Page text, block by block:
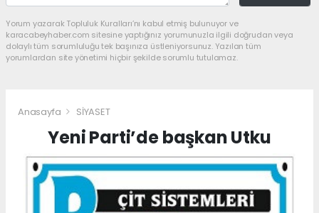
Yorum yazarak Topluluk Kuralları’nı kabul etmiş bulunuyor ve
karacabeyhaber.com sitesine yaptığınız yorumunuzla ilgili doğrudan veya
dolaylı tüm sorumluluğu tek başınıza üstleniyorsunuz. Yazılan tüm
yorumlardan site yönetimi hiçbir şekilde sorumlu tutulamaz.
Anasayfa SİYASET
Yeni Parti’de başkan Utku